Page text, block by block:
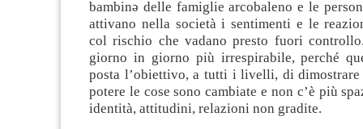
bambinə delle famiglie arcobaleno e le
attivano nella società i sentimenti e le
col rischio che vadano presto fuori
giorno in giorno più irrespirabile, perché
posta l’obiettivo, a tutti i livelli, di
potere le cose sono cambiate e non c’è più
identità, attitudini, relazioni non gradite.